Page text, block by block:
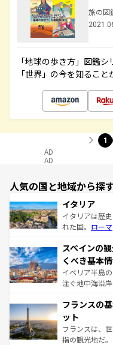
旅の図
「地球の歩き方」図鑑
「世界」の今を知ること
1
AD
AD
人気の国と地域から探
イタリア
イタリアは歴
れた国。 ローマ
ろん、トスカ
景など、自然
ピザやパスタ
できる。朝目
なお、新着の
しい。
スペインの
くべき基本
イベリア半島
注ぐ地中海沿
文化が根付く
れる闘牛、そ
る。首都マド
アートに溢れ
フランスの
ット
フランスは、
指の観光地だ